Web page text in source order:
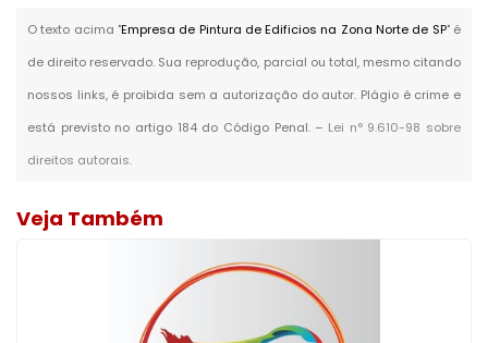
O texto acima "Empresa de Pintura de Edificios na Zona Norte de SP" é
de direito reservado. Sua reprodução, parcial ou total, mesmo citando
nossos links, é proibida sem a autorização do autor. Plágio é crime e
está previsto no artigo 184 do Código Penal. – Lei n° 9.610-98 sobre
direitos autorais.
Veja Também